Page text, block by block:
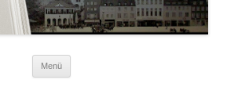
Menü